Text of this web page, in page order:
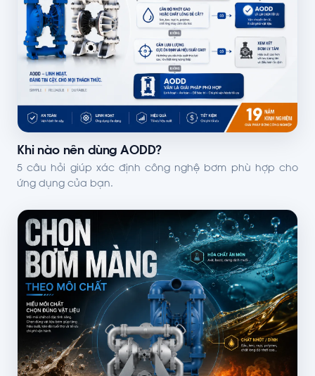
Khi nào nên dùng AODD?
5 câu hỏi giúp xác định công nghệ bơm phù hợp cho
ứng dụng của bạn.